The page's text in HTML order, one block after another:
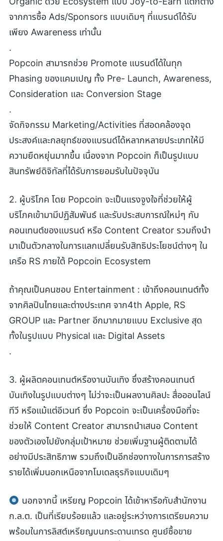
จากการซื้อ Ads/Sponsors แบบเดิมๆ ที่แบรนด์ได้รับ
เพียง Awareness เท่านั้น
.
Popcoin สามารถช่วย Promote แบรนด์ได้ในทุก
Phasing ของแคมเปญ ทั้ง Pre- Launch, Awareness,
Consideration และ Conversion Stage
.
จัดกิจกรรม Marketing/Activities ที่สอดคล้องจุด
ประสงค์​และกลยุทธ์ของแบรนด์ได้หลากหลายประเภทให้มี
ความยืดหยุ่นมากขึ้น เนื่องจาก Popcoin ก็เป็นรูปแบบ
สินทรัพย์ดิจิทัลที่ได้รับการยอมรับในปัจจุบัน
2. ผู้บริโภค โดย Popcoin จะเป็นแรงจูงใจที่ช่วยให้ผู้
บริโภคเข้ามามีปฏิสัมพันธ์ และรับประสบการณ์ใหม่ๆ กับ
คอนเทนต์ของแบรนด์ หรือ Content Creator รวมถึงนำ
มาเป็นตัวกลางในการแลกเปลี่ยนรับสิทธิประโยชน์ต่างๆ ใน
เครือ RS ภายใต้ Popcoin Ecosystem
ถ้าคุณเป็นคนชอบ Entertainment : เข้าถึงคอนเทนต์ทั้ง
จากศิลปินไทยและต่างประเทศ จาก4th Apple, RS
GROUP และ Partner อีกมากมายแบบ Exclusive สุด
ทั้งในรูปแบบ Physical และ Digital Assets
.
3. ผู้ผลิตคอนเทนต์หรืองานบันเทิง ซึ่งสร้างคอนเทนต์
บันเทิงในรูปแบบต่างๆ ไม่ว่าจะเป็นผลงานศิลปะ สื่อออนไลน์
ทีวี หรือแม้แต่อีเวนท์ ซึ่ง Popcoin จะเป็นเครื่องมือที่จะ
ช่วยให้ Content Creator สามารถนำเสนอ Content
ของตัวเองไปยังกลุ่มเป้าหมาย ช่วยเพิ่มฐานผู้ติดตามได้
อย่างมีประสิทธิภาพ รวมถึงเป็นอีกช่องทางในการการสร้าง
รายได้เพิ่มนอกเหนือจากโมเดลธุรกิจแบบเดิมๆ
นอกจากนี้ เหรียญ Popcoin ได้เข้าหารือกับสำนักงาน
ก.ล.ต. เป็นที่เรียบร้อยแล้ว และอยู่ระหว่างการเตรียมความ
พร้อมในการลิสต์เหรียญบนกระดานเทรด ศูนย์ซื้อขาย